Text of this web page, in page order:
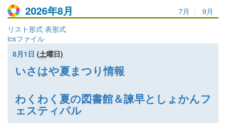
2026年8月
リスト形式 表形式
icsファイル
7月 9月
8月1日 (土曜日)
いさはや夏まつり情報
わくわく夏の図書館＆諫早としょかんフ
ェスティバル